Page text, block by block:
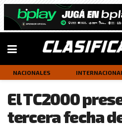
NACIONALES
El TC2000
tercera fecha